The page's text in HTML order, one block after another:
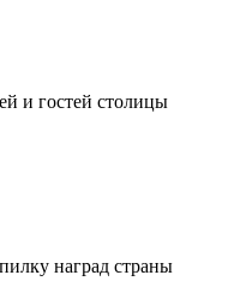
и гостей столицы
наград страны